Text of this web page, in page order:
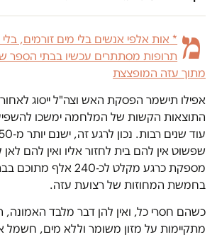
* מ
אות אלפי אנשים בלי מים זורמים, בלי
תרופות מסתתרים עכשיו בבתי הספר
מתוך עזה המופצצת
אפילו תישמר הפסקת האש וצה"ל ייסוג
התוצאות הקשות של המלחמה ימשכו
שפשוט אין להם בית לחזור אליו ואין להם
מספקת כרגע מקלט לכ-240
בחמשת המחוזות של רצועת עזה.
כשהם חסרי כל, ואין להן דבר מלבד
מתקיימות על מזון משומר וללא מים, חשמל או